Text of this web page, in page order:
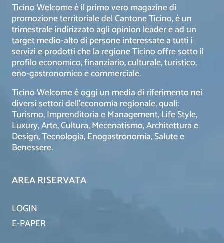
Ticino Welcome è il primo vero magazine di
promozione territoriale del Cantone Ticino, è un
trimestrale indirizzato agli opinion leader e ad un
target medio-alto di persone interessate a tutti i
servizi e prodotti che la regione Ticino offre sotto il
profilo economico, finanziario, culturale, turistico,
eno-gastronomico e commerciale.
Ticino Welcome è oggi un media di riferimento nei
diversi settori dell’economia regionale, quali:
Turismo, Imprenditoria e Management, Life Style,
Luxury, Arte, Cultura, Mecenatismo, Architettura e
Design, Tecnologia, Enogastronomia, Salute e
Benessere.
AREA RISERVATA
LOGIN
E-PAPER